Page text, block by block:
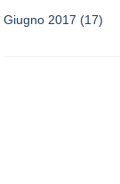
Giugno 2017 (17)